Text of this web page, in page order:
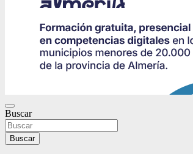
Buscar
Buscar